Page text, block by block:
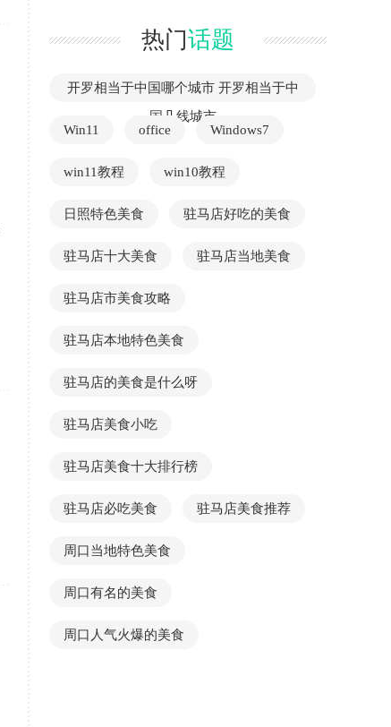
热门话题
开罗相当于中国哪个城市 开罗相当于中
国几线城市
Win11
office Windows7
win11教程 win10教程
日照特色美食 驻马店好吃的美食
驻马店十大美食 驻马店当地美食
驻马店市美食攻略
驻马店本地特色美食
驻马店的美食是什么呀
驻马店美食小吃
驻马店美食十大排行榜
驻马店必吃美食 驻马店美食推荐
周口当地特色美食
周口有名的美食
周口人气火爆的美食